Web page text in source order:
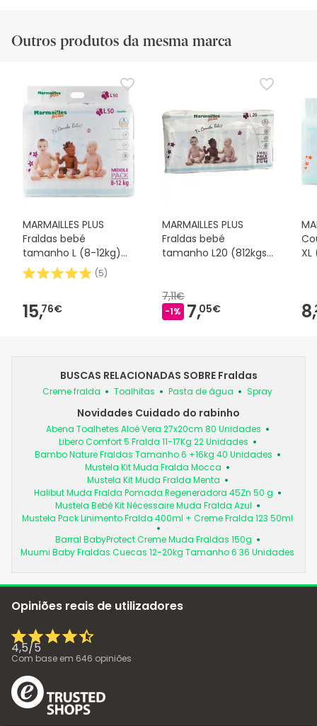
Outros produtos da mesma marca
MARMAILLES PLUS
Fraldas bebé
tamanho L (8-12kg)
50 fraldas
(5)
15,76€
MARMAILLES PLUS
Fraldas bebé
tamanho L20 (812kgs)
7,11€
-1% 7,05€
XL
8,
BUSCAS RELACIONADAS SOBRE Fraldas
Creme fralda Toalhitas Pasta de água Spray
Novidades Cuidado do rabinho
Abena Toalhetes Aloé Vera 27x20cm 80 Unidades
Libero Comfort 5 Fralda 11-17Kg 22 Unidades
Bambo Nature Fraldas Tamanho 6 +16kg 40 Unidades
Mustela Kit Muda Fralda Mocca
Mustela Kit Muda Fralda Menta
Halibut Muda Fralda Pomada Regeneradora 45Zn 50 g
Mustela Bebé Kit Nécessaire Muda Fralda Azul
Mustela Pack Linimento Fralda 400ml + Creme Fralda 123 50ml
Barral BabyProtect Creme Muda Fraldas 150g
Muumi Baby Fraldas Cuecas 12-20kg Tamanho 6 36 Unidades
Opiniões reais de utilizadores
4,5/5
Com base em 646 opiniões